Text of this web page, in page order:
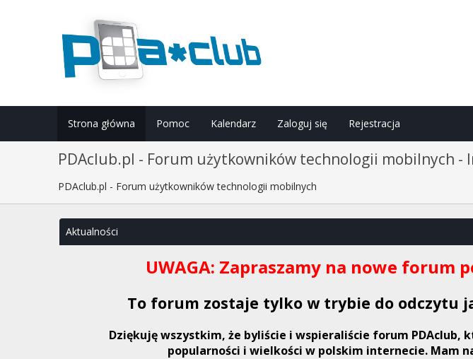
Strona główna Pomoc Kalendarz Zaloguj się Rejestracja
PDAclub.pl - Forum użytkowników technologii mobilnych -
PDAclub.pl - Forum użytkowników technologii mobilnych
Aktualności
UWAGA: Zapraszamy na nowe forum
To forum zostaje tylko w trybie do odczytu
Dziękuję wszystkim, że byliście i wspieraliście forum PDAclub,
popularności i wielkości w polskim internecie. Mam